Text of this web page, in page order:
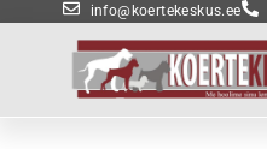
info@koertekeskus.ee